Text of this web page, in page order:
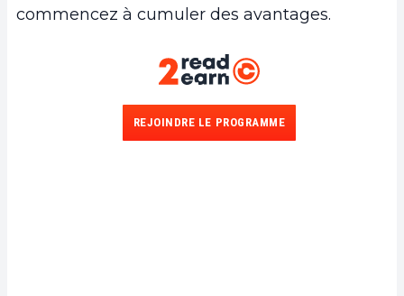
commencez à cumuler des avantages.
REJOINDRE LE PROGRAMME